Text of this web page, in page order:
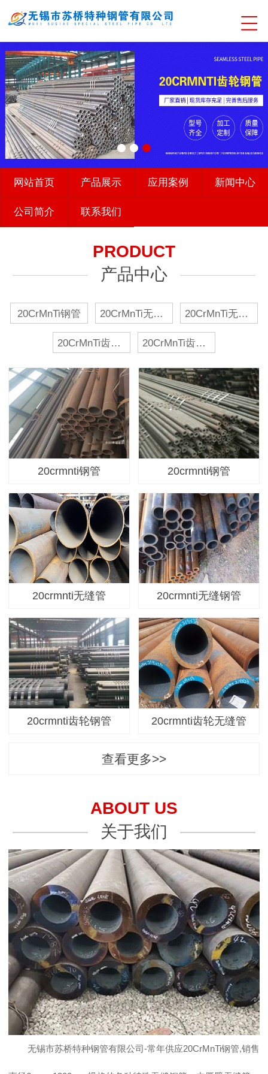
网站首页 产品展示 应用案例 新闻中心
公司简介 联系我们
PRODUCT
产品中心
20CrMnTi钢管 20CrMnTi无缝管 20CrMnTi无缝钢管
20CrMnTi齿轮钢管 20CrMnTi齿轮无缝管
20crmnti钢管 20crmnti钢管
20crmnti无缝管 20crmnti无缝钢管
20crmnti齿轮钢管 20crmnti齿轮无缝管
查看更多>>
ABOUT US
关于我们
无锡市苏桥特种钢管有限公司-常年供应20CrMnTi钢管,销售